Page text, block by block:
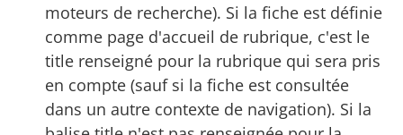
moteurs de recherche). Si la fiche est définie
comme page d'accueil de rubrique, c'est le
title renseigné pour la rubrique qui sera pris
en compte (sauf si la fiche est consultée
dans un autre contexte de navigation). Si la